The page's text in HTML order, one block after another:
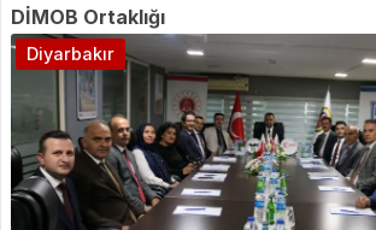
DİMOB Ortaklığı
Diyarbakır